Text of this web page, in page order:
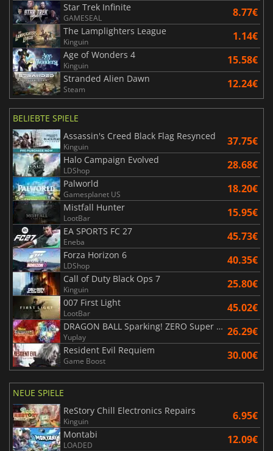
Star Trek Infinite
GAMESEAL 8.77€
The Lamplighters League
Kinguin 1.14€
Age of Wonders 4
Kinguin 15.58€
Stranded Alien Dawn
Steam 12.24€
BELIEBTE SPIELE
Assassin's Creed Black Flag Resynced
Kinguin 37.75€
Halo Campaign Evolved
LDShop 28.68€
Palworld
Gamesplanet US 18.20€
Mistfall Hunter
LootBar 15.95€
EA SPORTS FC 27
Eneba 45.73€
Forza Horizon 6
LDShop 40.35€
Call of Duty Black Ops 7
Kinguin 25.80€
007 First Light
LootBar 45.02€
DRAGON BALL Sparking! ZERO Super Limit Breaking NEO
Yuplay 26.29€
Resident Evil Requiem
Game Boost 30.00€
NEUE SPIELE
ReStory Chill Electronics Repairs
Kinguin 6.95€
Montabi
LOADED 12.09€